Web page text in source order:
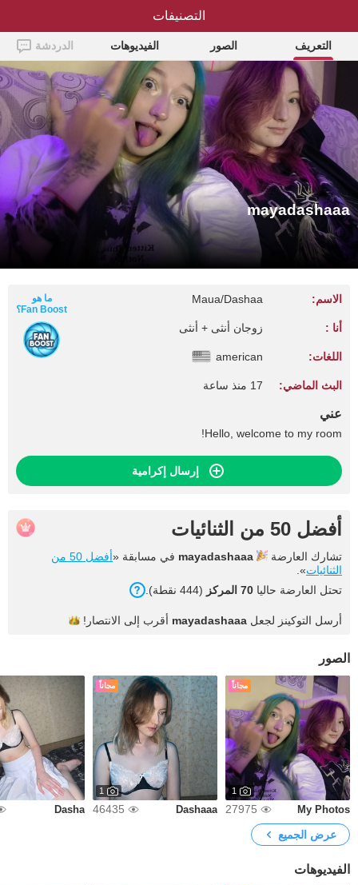
mayadashaaa
التعريف الصور الفيديوهات الدردشة
mayadashaaa
الاسم: Maua/Dashaa
أنا : زوجان أنثى + أنثى
اللغات: american
البث الماضي: 17 منذ ساعة
ما هو
Fan Boost؟
عني
Hello, welcome to my room!
إرسال إكرامية
أفضل 50 من الثنائيات
تشارك العارضة mayadashaaa في مسابقة «
أفضل 50 من
الثنائيات».
تحتل العارضة حاليا 70 المركز (444 نقطة).
أرسل التوكينز لجعل mayadashaaa أقرب إلى الانتصار!
الصور
مجاناً
1
My Photos
27975
مجاناً
1
Dashaaa
46435
Dasha
عرض الجميع
الفيديوهات
التصنيفات